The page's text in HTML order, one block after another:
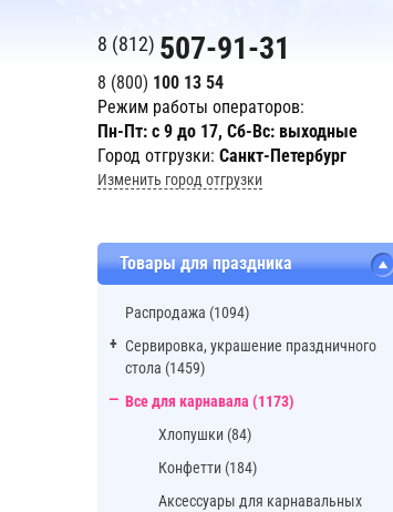
8 (812) 507-91-31
8 (800) 100 13 54
Режим работы операторов:
Пн-Пт: с 9 до 17, Сб-Вс: выходные
Город отгрузки: Санкт-Петербург
Изменить город отгрузки
Товары для праздника
Распродажа (1094)
Сервировка, украшение праздничного
стола (1459)
Все для карнавала (1173)
Хлопушки (84)
Конфетти (184)
Аксессуары для карнавальных